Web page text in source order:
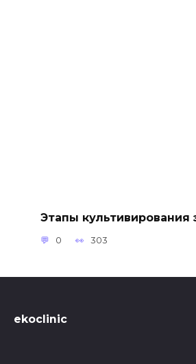
Этапы культивирования
0 303
ekoclinic